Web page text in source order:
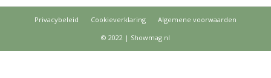
Privacybeleid Cookieverklaring
Algemene voorwaarden
© 2022 | Showmag.nl